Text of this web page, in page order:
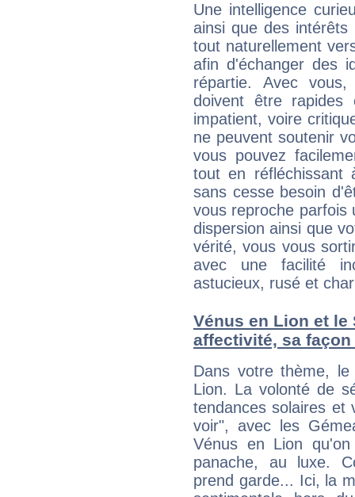
Une intelligence
ainsi que des
tout naturellement
afin d'échanger des
répartie. Avec
doivent être
impatient, voire
ne peuvent soutenir
vous pouvez
tout en réfléchissant
sans cesse besoin
vous reproche parfois
dispersion ainsi que
vérité, vous vous
avec une facilité
astucieux, rusé et
Vénus en Lion et le
affectivité, sa
Dans votre thème,
Lion. La volonté de
tendances solaires et
voir", avec les
Vénus en Lion
panache, au luxe.
prend garde... Ici, la